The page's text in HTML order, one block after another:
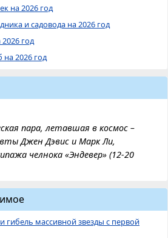
на 2026 год
и садовода на 2026 год
год
2026 год
пара, летавшая в космос –
Джен Дэвис и Марк Ли,
челнока «Эндевер» (12-20
гибель массивной звезды с первой